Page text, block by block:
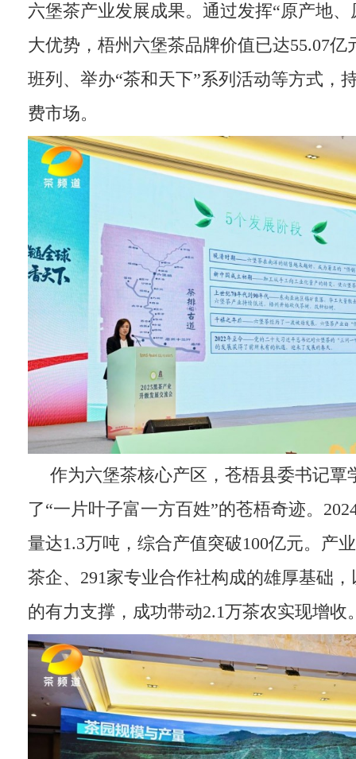
六堡茶产业发展成果。通过发挥“原产地
大优势，梧州六堡茶品牌价值已达55.07亿
班列、举办“茶和天下”系列活动等方式，
费市场。
作为六堡茶核心产区，苍梧县委书记覃
了“一片叶子富一方百姓”的苍梧奇迹。
量达1.3万吨，综合产值突破100亿元。产
茶企、291家专业合作社构成的雄厚基础
的有力支撑，成功带动2.1万茶农实现增收